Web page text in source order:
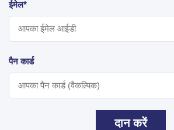
ईमेल*
पैन कार्ड
दान करें